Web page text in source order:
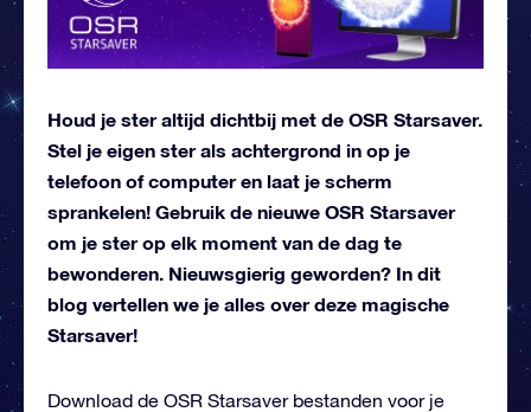
Houd je ster altijd dichtbij met de OSR Starsaver.
Stel je eigen ster als achtergrond in op je
telefoon of computer en laat je scherm
sprankelen! Gebruik de nieuwe OSR Starsaver
om je ster op elk moment van de dag te
bewonderen. Nieuwsgierig geworden? In dit
blog vertellen we je alles over deze magische
Starsaver!
Download de OSR Starsaver bestanden voor je